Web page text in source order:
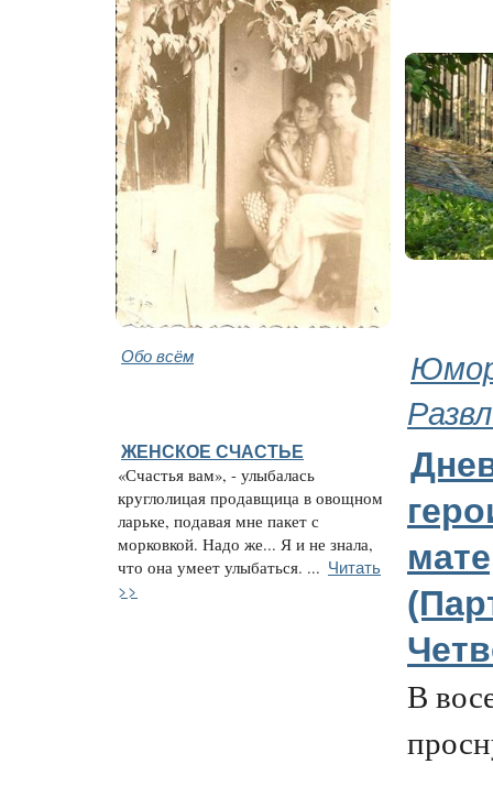
Обо всём
ЖЕНСКОЕ СЧАСТЬЕ
«Счастья вам», - улыбалась
круглолицая продавщица в овощном
ларьке, подавая мне пакет с
морковкой. Надо же... Я и не знала,
что она умеет улыбаться. ... Читать
>>
В